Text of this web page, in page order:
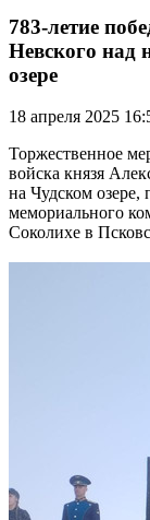
783-летие
Невского над
озере
18 апреля 2025
Торжественное
войска князя
на Чудском озере,
мемориального
Соколихе в